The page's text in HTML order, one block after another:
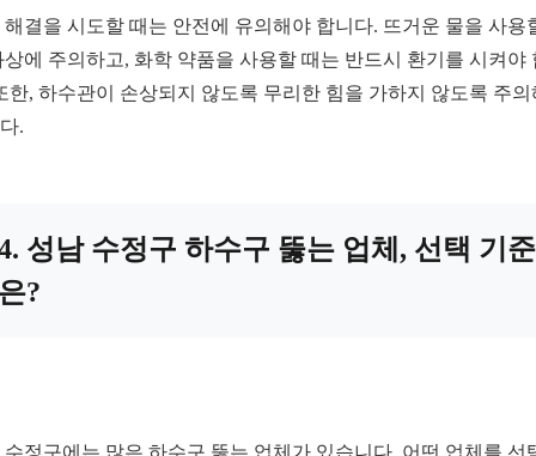
해결을 시도할 때는 안전에 유의해야 합니다. 뜨거운 물을 사용
상에 주의하고, 화학 약품을 사용할 때는 반드시 환기를 시켜야
한, 하수관이 손상되지 않도록 무리한 힘을 가하지 않도록 주의
.
성남 수정구 하수구 뚫는 업체, 선택 기준
?
수정구에는 많은 하수구 뚫는 업체가 있습니다. 어떤 업체를 선